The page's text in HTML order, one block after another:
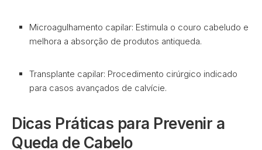
Microagulhamento capilar: Estimula o couro cabeludo e
melhora a absorção de produtos antiqueda.
Transplante capilar: Procedimento cirúrgico indicado
para casos avançados de calvície.
Dicas Práticas para Prevenir a
Queda de Cabelo